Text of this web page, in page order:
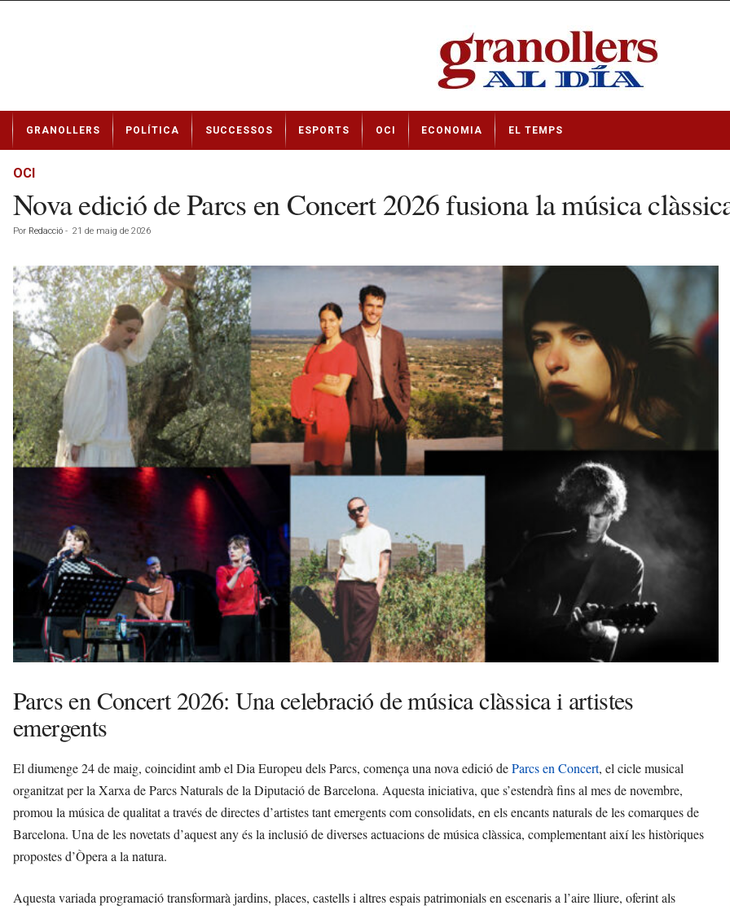
t
GRANOLLERS POLÍTICA SUCCESSOS ESPORTS OCI ECONOMIA EL TEMPS
OCI
Nova edició de Parcs en Concert 2026 fusiona la música
Por Redacció - 21 de maig de 2026
Parcs en Concert 2026: Una celebració de música clàssica i artistes
emergents
El diumenge 24 de maig, coincidint amb el Dia Europeu dels Parcs, comença una nova edició deParcs en Concert, el cicle musical
organitzat per la Xarxa de Parcs Naturals de la Diputació de Barcelona. Aquesta iniciativa, que s’estendrà fins al mes de novembre,
promou la música de qualitat a través de directes d’artistes tant emergents com consolidats, en els encants naturals de les comarques de
Barcelona. Una de les novetats d’aquest any és la inclusió de diverses actuacions de música clàssica, complementant així les històriques
propostes d’Òpera a la natura.
Aquesta variada programació transformarà jardins, places, castells i altres espais patrimonials en escenaris a l’aire lliure, oferint als